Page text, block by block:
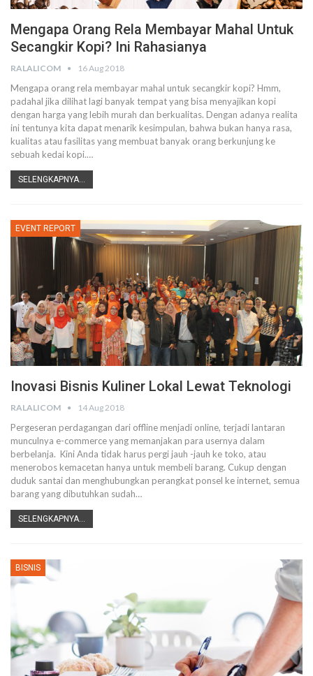
Mengapa Orang Rela Membayar Mahal Untuk
Secangkir Kopi? Ini Rahasianya
RALALICOM 16 Aug 2018
Mengapa orang rela membayar mahal untuk secangkir kopi? Hmm,
padahal jika dilihat lagi banyak tempat yang bisa menyajikan kopi
dengan harga yang lebih murah dan berkualitas. Dengan adanya realita
ini tentunya kita dapat menarik kesimpulan, bahwa bukan hanya rasa,
kualitas atau fasilitas yang membuat banyak orang berkunjung ke
sebuah kedai kopi.…
SELENGKAPNYA...
EVENT REPORT
Inovasi Bisnis Kuliner Lokal Lewat Teknologi
RALALICOM 14 Aug 2018
Pergeseran perdagangan dari offline menjadi online, terjadi lantaran
munculnya e-commerce yang memanjakan para usernya dalam
berbelanja. Kini Anda tidak harus pergi jauh -jauh ke toko, atau
menerobos kemacetan hanya untuk membeli barang. Cukup dengan
duduk santai dan menghubungkan perangkat ponsel ke internet, semua
barang yang dibutuhkan sudah…
SELENGKAPNYA...
BISNIS